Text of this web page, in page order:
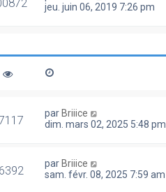
jeu. juin 06, 2019 7:26 pm
par Briiice
dim. mars 02, 2025 5:48 pm
par Briiice
sam. févr. 08, 2025 7:59 am